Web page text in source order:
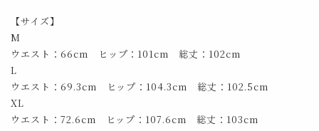
【サイズ】
M
ウエスト：66cm ヒップ：101cm 総丈：102cm
L
ウエスト：69.3cm ヒップ：104.3cm 総丈：102.5cm
XL
ウエスト：72.6cm ヒップ：107.6cm 総丈：103cm